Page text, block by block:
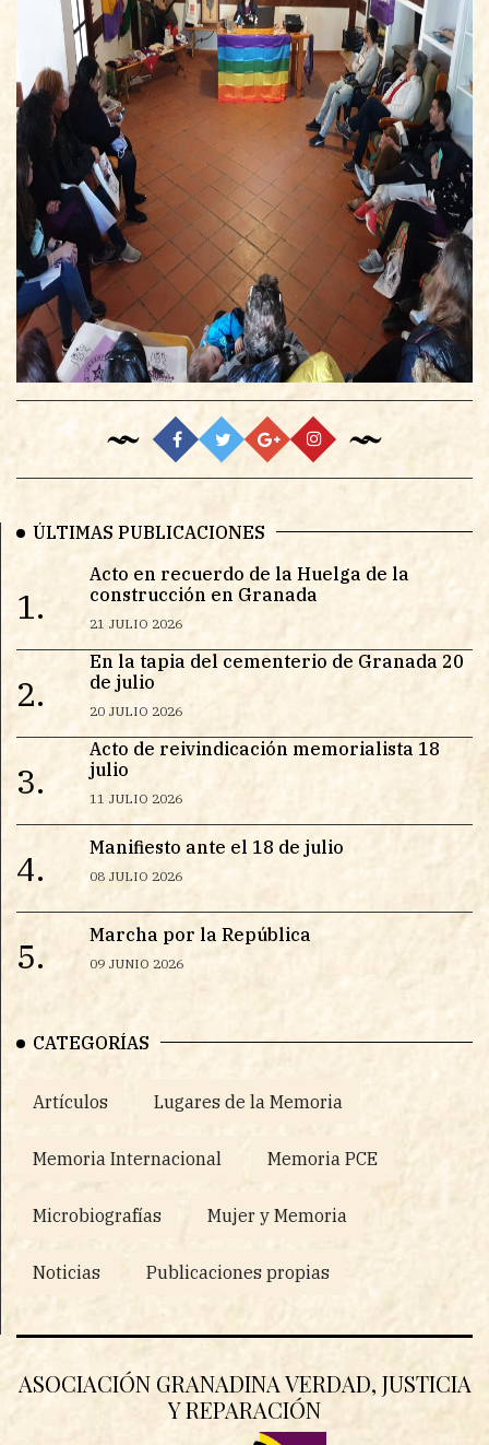
ÚLTIMAS PUBLICACIONES
1.
Acto en recuerdo de la Huelga de la
construcción en Granada
21 JULIO 2026
2.
En la tapia del cementerio de Granada 20
de julio
20 JULIO 2026
3.
Acto de reivindicación memorialista 18
julio
11 JULIO 2026
4.
Manifiesto ante el 18 de julio
08 JULIO 2026
5.
Marcha por la República
09 JUNIO 2026
CATEGORÍAS
Artículos Lugares de la Memoria
Memoria Internacional Memoria PCE
Microbiografías Mujer y Memoria
Noticias Publicaciones propias
ASOCIACIÓN GRANADINA VERDAD, JUSTICIA
Y REPARACIÓN